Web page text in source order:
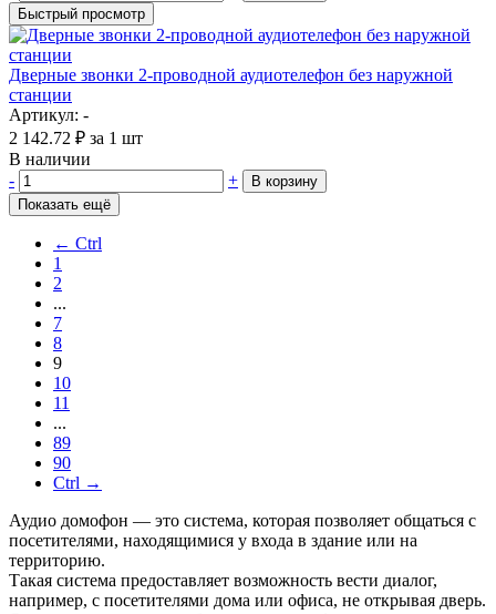
Быстрый просмотр
Дверные звонки 2-проводной аудиотелефон без наружной
станции
Артикул: -
2 142.72 ₽ за 1 шт
В наличии
-
+
В корзину
Показать ещё
← Ctrl
1
2
...
7
8
9
10
11
...
89
90
Ctrl →
Аудио домофон — это система, которая позволяет общаться с
посетителями, находящимися у входа в здание или на
территорию.
Такая система предоставляет возможность вести диалог,
например, с посетителями дома или офиса, не открывая дверь.